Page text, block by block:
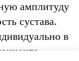
амплитуду
сустава.
в